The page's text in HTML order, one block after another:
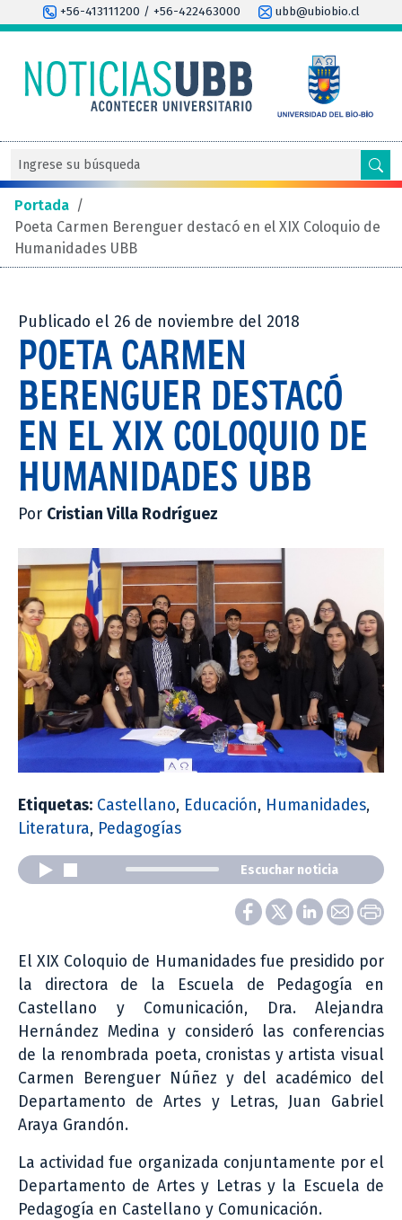
+56-413111200 / +56-422463000 ubb@ubiobio.cl
Portada /
Poeta Carmen Berenguer destacó en el XIX Coloquio de
Humanidades UBB
Publicado el 26 de noviembre del 2018
POETA CARMEN
BERENGUER DESTACÓ
EN EL XIX COLOQUIO DE
HUMANIDADES UBB
Por Cristian Villa Rodríguez
Etiquetas: Castellano, Educación, Humanidades,
Literatura, Pedagogías
Escuchar noticia
El XIX Coloquio de Humanidades fue presidido por
la directora de la Escuela de Pedagogía en
Castellano y Comunicación, Dra. Alejandra
Hernández Medina y consideró las conferencias
de la renombrada poeta, cronistas y artista visual
Carmen Berenguer Núñez y del académico del
Departamento de Artes y Letras, Juan Gabriel
Araya Grandón.
La actividad fue organizada conjuntamente por el
Departamento de Artes y Letras y la Escuela de
Pedagogía en Castellano y Comunicación.